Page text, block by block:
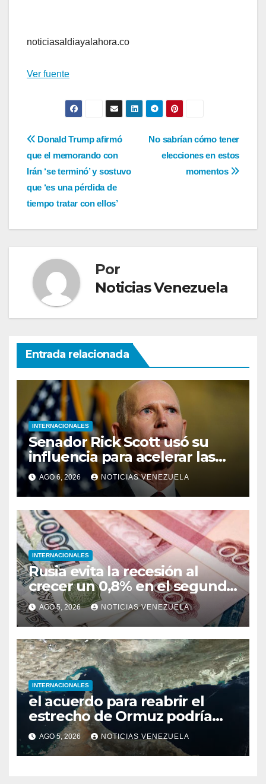
noticiasaldiayalahora.co
Ver fuente
Navegación
de
entradas
No sabrían cómo tener
elecciones en estos
momentos
Donald Trump afirmó
que el memorando con
Irán ‘se terminó’ y sostuvo
que ‘es una pérdida de
tiempo tratar con ellos’
Por
Noticias Venezuela
Entrada relacionada
INTERNACIONALES
Senador Rick Scott usó su
influencia para acelerar las
elecciones en Venezuela
AGO 6, 2026 NOTICIAS VENEZUELA
INTERNACIONALES
Rusia evita la recesión al
crecer un 0,8% en el segundo
trimestre
AGO 5, 2026 NOTICIAS VENEZUELA
INTERNACIONALES
el acuerdo para reabrir el
estrecho de Ormuz podría
concretarse esta semana
AGO 5, 2026 NOTICIAS VENEZUELA